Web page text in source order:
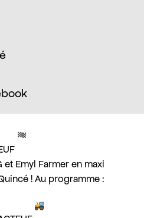
et Emyl Farmer en maxi
! Au programme :